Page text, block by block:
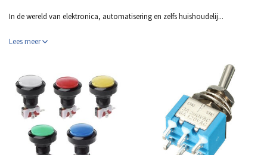
In de wereld van elektronica, automatisering en zelfs huishoudelij...
Lees meer